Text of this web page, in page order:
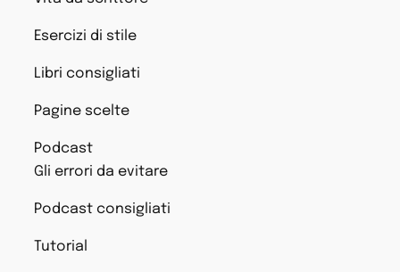
Esercizi di stile
Libri consigliati
Pagine scelte
Podcast
Gli errori da evitare
Podcast consigliati
Tutorial